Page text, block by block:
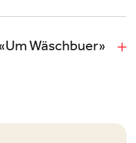
Wäschbuer»